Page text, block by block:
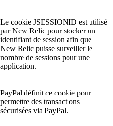
Le cookie JSESSIONID est utilisé
par New Relic pour stocker un
identifiant de session afin que
New Relic puisse surveiller le
nombre de sessions pour une
application.
PayPal définit ce cookie pour
permettre des transactions
sécurisées via PayPal.